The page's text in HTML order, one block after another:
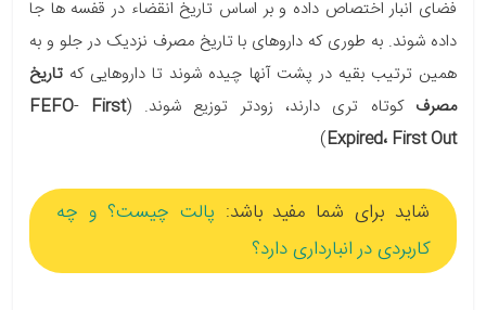
فضای انبار اختصاص داده و بر اساس تاریخ انقضاء در قفسه ها جا
داده شوند. به طوری که داروهای با تاریخ مصرف نزدیک در جلو و به
همین ترتیب بقیه در پشت آنها چیده شوند تا داروهایی که تاریخ
مصرف کوتاه تری دارند، زودتر توزیع شوند. ( FEFO- First
Expired، First Out)
شاید برای شما مفید باشد: پالت چیست؟ و چه
کاربردی در انبارداری دارد؟